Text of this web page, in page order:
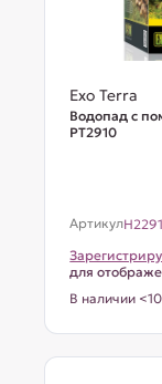
Exo Terra
Водопад с
PT2910
Артикул
для
В наличии